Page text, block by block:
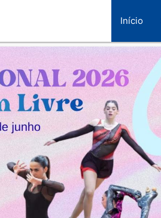
Início